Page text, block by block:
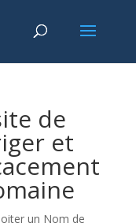
de
et
un Nom de